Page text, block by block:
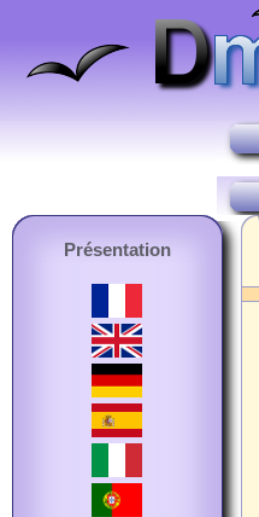
Présentation